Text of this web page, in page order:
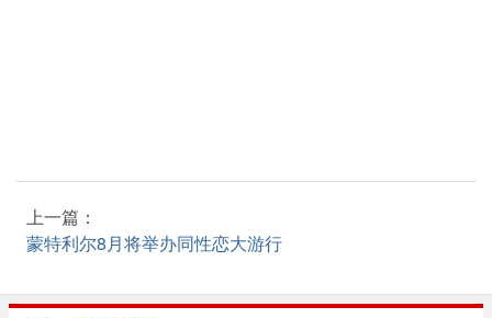
上一篇：
蒙特利尔8月将举办同性恋大游行